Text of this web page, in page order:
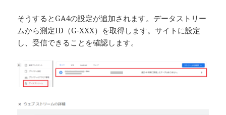
そうするとGA4の設定が追加されます。データストリー
ムから測定ID（G-XXX）を取得します。サイトに設定
し、受信できることを確認します。